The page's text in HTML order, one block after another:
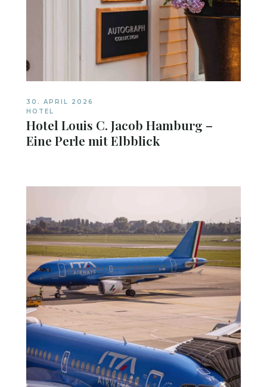
30. APRIL 2026
HOTEL
Hotel Louis C. Jacob Hamburg –
Eine Perle mit Elbblick